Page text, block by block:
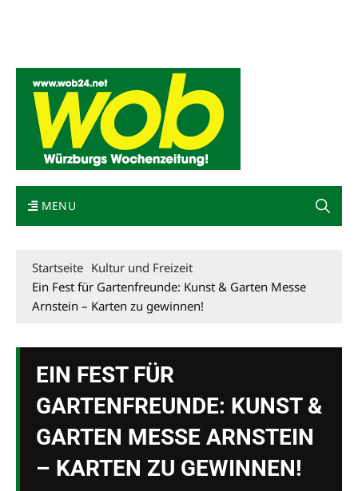
MENU
Startseite Kultur und Freizeit
Ein Fest für Gartenfreunde: Kunst & Garten Messe
Arnstein – Karten zu gewinnen!
EIN FEST FÜR
GARTENFREUNDE: KUNST &
GARTEN MESSE ARNSTEIN
– KARTEN ZU GEWINNEN!